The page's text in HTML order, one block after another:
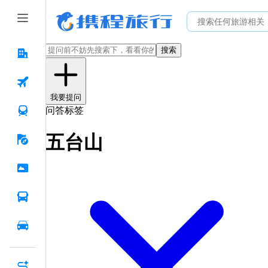
搜索
我要提问
问答标签
五台山